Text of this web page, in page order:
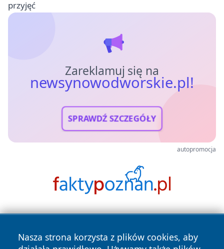
przyjęć
Zareklamuj się na
newsynowodworskie.pl!
SPRAWDŹ SZCZEGÓŁY
autopromocja
Nasza strona korzysta z plików cookies, aby